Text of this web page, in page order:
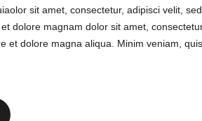
sit amet, consectetur, adipisci velit,
dolore magnam dolor sit amet,
et dolore magna aliqua. Minim veniam,